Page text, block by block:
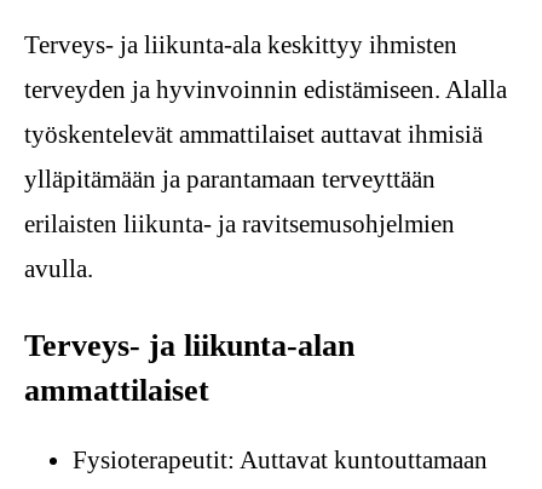
Terveys- ja liikunta-ala keskittyy ihmisten
terveyden ja hyvinvoinnin edistämiseen. Alalla
työskentelevät ammattilaiset auttavat ihmisiä
ylläpitämään ja parantamaan terveyttään
erilaisten liikunta- ja ravitsemusohjelmien
avulla.
Terveys- ja liikunta-alan
ammattilaiset
Fysioterapeutit: Auttavat kuntouttamaan